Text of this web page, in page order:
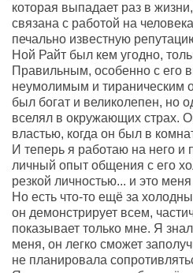
которая выпадает раз в
связана с работой на
печально известную
Ной Райт был кем угодно,
Правильным, особенно с его
неумолимым и тираническим
был богат и великолепен, но
вселял в окружающих страх.
властью, когда он был в
И теперь я работаю на него и
личный опыт общения с его
резкой личностью... и это меня
Но есть что-то ещё за
он демонстрирует всем,
показывает только мне. Я
меня, он легко сможет
не планировала